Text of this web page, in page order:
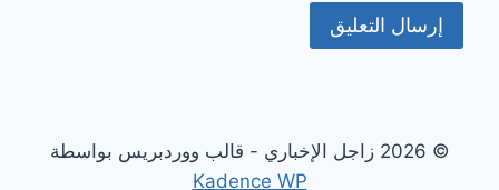
© 2026 زاجل الإخباري - قالب ووردبريس بواسطة
Kadence WP